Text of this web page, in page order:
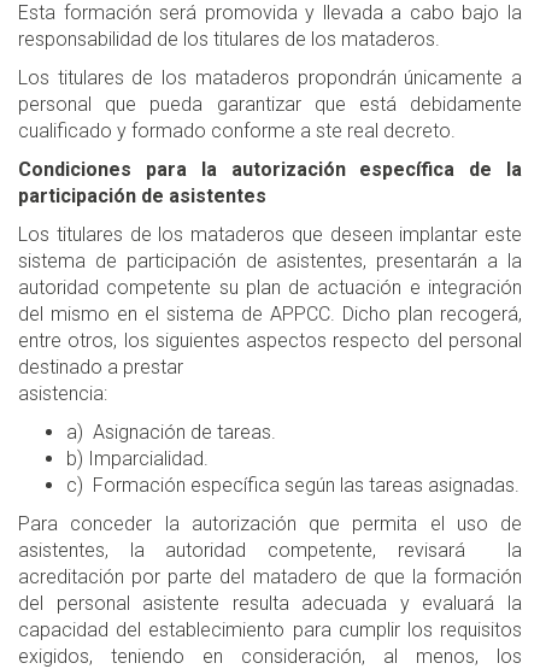
Esta formación será promovida y llevada a cabo bajo la
responsabilidad de los titulares de los mataderos.
Los titulares de los mataderos propondrán únicamente a
personal que pueda garantizar que está debidamente
cualificado y formado conforme a ste real decreto.
Condiciones para la autorización específica de la
participación de asistentes
Los titulares de los mataderos que deseen implantar este
sistema de participación de asistentes, presentarán a la
autoridad competente su plan de actuación e integración
del mismo en el sistema de APPCC. Dicho plan recogerá,
entre otros, los siguientes aspectos respecto del personal
destinado a prestar
asistencia:
a) Asignación de tareas.
b) Imparcialidad.
c) Formación específica según las tareas asignadas.
Para conceder la autorización que permita el uso de
asistentes, la autoridad competente, revisará la
acreditación por parte del matadero de que la formación
del personal asistente resulta adecuada y evaluará la
capacidad del establecimiento para cumplir los requisitos
exigidos, teniendo en consideración, al menos, los